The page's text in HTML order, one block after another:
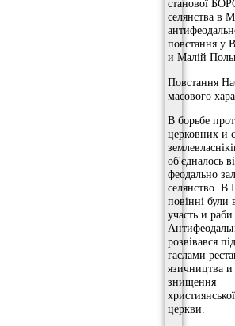
станової
селянства в
повстання у
и Малій
Повстання
масового
В борьбе
церковних и
об'єдналось
феодально
селянство. В
повінні були
участь и раби.
розвівався під
гаслами
язичництва и
знищення
християнської
церкви.